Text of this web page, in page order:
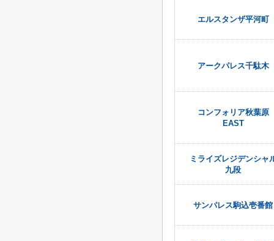
エルスタンザ平河町
アークパレス千駄木
コンフォリア秋葉原
EAST
ミライズレジデンシャ
九段
サンパレス駒込壱番館